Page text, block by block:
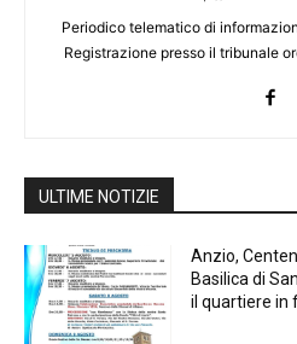
Periodico telematico di
Registrazione presso il tribunale
ULTIME NOTIZIE
Anzio,
Basilica di
il quartiere in